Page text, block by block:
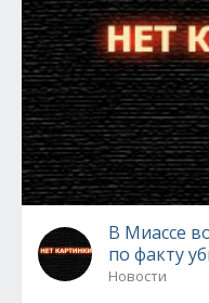
В Миассе
по факту
Новости